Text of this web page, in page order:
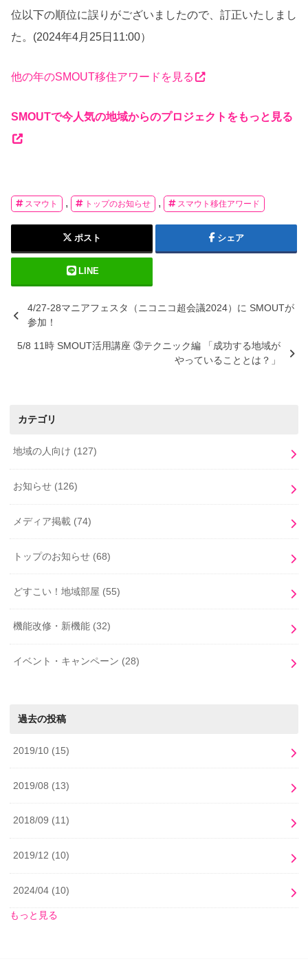
位以下の順位に誤りがございましたので、訂正いたしまし
た。(2024年4月25日11:00）
他の年のSMOUT移住アワードを見る
SMOUTで今人気の地域からのプロジェクトをもっと見る
スマウト , トップのお知らせ , スマウト移住アワード
ポスト シェア
LINE
4/27-28マニアフェスタ（ニコニコ超会議2024）に SMOUTが
参加！
5/8 11時 SMOUT活用講座 ③テクニック編 「成功する地域が
やっていることとは？」
カテゴリ
地域の人向け (127)
お知らせ (126)
メディア掲載 (74)
トップのお知らせ (68)
どすこい！地域部屋 (55)
機能改修・新機能 (32)
イベント・キャンペーン (28)
過去の投稿
2019/10 (15)
2019/08 (13)
2018/09 (11)
2019/12 (10)
2024/04 (10)
もっと見る